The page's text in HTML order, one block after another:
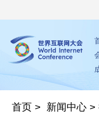
首页 > 新闻中心 >